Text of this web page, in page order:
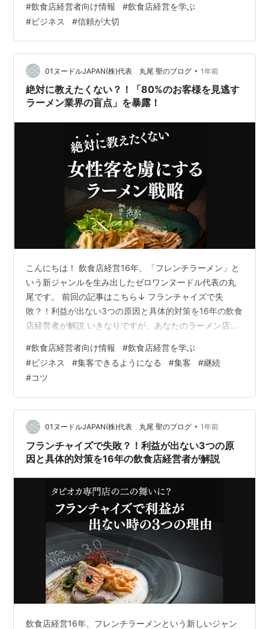
はこちらラーメンフランチャイズの教科書 🔥 フランチャ
イズの常識を覆す「加盟店ファースト」の哲学 「フラン
チャイズ本部は加盟金だけ取って、後は知らん顔」こん
な話、よく聞きませんか？ 実際、業界にはこんなフラン
チャイズ本部が溢れてるんですよ。 でも、それって本当
におかしくないですか？そもそもフラ…
#飲食店経営者向け情報 #飲食店経営を学ぶ
#ビジネス #信頼が大切
01ヌードルJAPAN(株)代表 丸尾 聖のブログ • 1年前
絶対に教えたくない？！「80%のお客様を見逃す
ラーメン業界の盲点」を暴露！
こんにちは！ 飲食店経営16年、「フレンチラーメン」と
いう新ジャンルを生み出したゼロワンヌードル代表の丸
尾です。 前回の記事はこちら↓ フランチャイズで失
敗？！利益が出ない3つの原因と具体的対策を16年の飲食
店経営者が解説 いきなりですが、あなたのラーメン店、
は男性客がメインだから…」 そう答えた方、あなたは新
たな客層の獲得チャンスを逃してるかもしれないんです
よ。 実はラーメン業界には誰も気づいてない盲点がある
んです。私たちは創業当初から「女性客をターゲット」
にしたブランド構築を徹底してきました。 その結果、業
界平均20%のところを大きく上回…
#飲食店経営者向け情報 #飲食店経営を学ぶ
#ビジネス #集客できるようになる #集客 #継続
#コツ
01ヌードルJAPAN(株)代表 丸尾 聖のブログ • 1年前
フランチャイズで失敗？！利益が出ない3つの原
因と具体的対策を16年の飲食店経営者が解説
飲食店経営16年、フレンチラーメンという新しいジャン